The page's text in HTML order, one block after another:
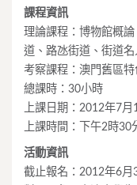
課程資訊
理論課程：博物館概
道、路氹街道、街道
考察課程：澳門舊區
總課時：30小時
上課日期：2012年7月
上課時間：下午2時30
活動資訊
截止報名：2012年6月